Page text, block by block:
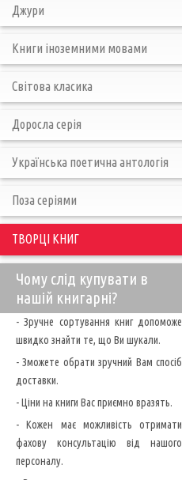
Джури
Книги іноземними мовами
Світова класика
Доросла серія
Українська поетична антологія
Поза серіями
ТВОРЦІ КНИГ
Чому слід купувати в
нашій книгарні?
- Зручне сортування книг допоможе
швидко знайти те, що Ви шукали.
- Зможете обрати зручний Вам спосіб
доставки.
- Ціни на книги Вас приємно вразять.
- Кожен має можливість отримати
фахову консультацію від нашого
персоналу.